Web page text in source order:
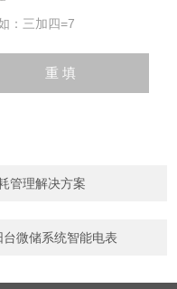
：三加四=7
管理解决方案
微储系统智能电表